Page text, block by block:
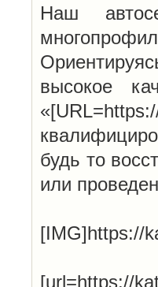
Наш
высокое
будь то
или
[IMG]https://
[url=https://